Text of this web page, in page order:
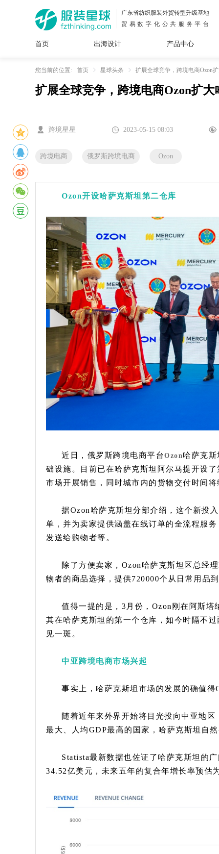
广东省纺织服装外贸转型升级基地
贸易数字化公共服务平台
首页 出海设计
面料
花型
插画
图案
服装
设计
产品中心
女装
内衣
男装
运动
服
童装
牛仔
服装
您当前的位置: 首页 星球头条 扩展全球竞争，跨境电商Ozon
扩展全球竞争，跨境电商Ozon扩
跨境星星 2023-05-15 08:03
跨境电商 俄罗斯跨境电商 Ozon
Ozon开设哈萨克斯坦第二仓库
近日，俄罗斯跨境电商平台 Ozon哈萨克
础设施。目前已在哈萨克斯坦阿尔马提开设
市场开展销售，同时城市内的货物交付时间
据Ozon哈萨克斯坦分部介绍，这个新投
单，并为卖家提供涵盖在线订单的全流程服
发送给购物者等。
除了方便卖家，Ozon哈萨克斯坦区总经
物者的商品选择，提供720000个从日常用品
值得一提的是，3月份，Ozon刚在阿斯
其在哈萨克斯坦的第一个仓库，如今时隔不
见一斑。
中亚跨境电商市场兴起
事实上，哈萨克斯坦市场的发展的确值得
随着近年来外界开始将目光投向中亚地
最大、人均GDP最高的国家，哈萨克斯坦自
Statista最新数据也佐证了哈萨克斯坦的
34.52亿美元，未来五年的复合年增长率预估